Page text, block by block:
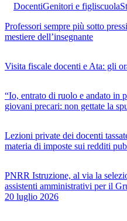
DocentiGenitori e figliscuola
Professori sempre più sotto
mestiere dell’insegnante
Visita fiscale docenti e Ata: gli
“Io, entrato di ruolo e andato in
giovani precari: non gettate la
Lezioni private dei docenti
materia di imposte sui redditi
PNRR Istruzione, al via la
assistenti amministrativi per il
20 luglio 2026